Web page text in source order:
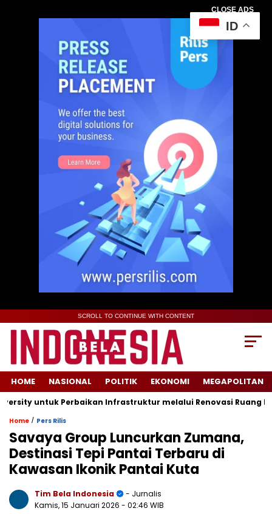
CLOSE ADS
SCROLL TO CONTINUE WITH CONTENT
HOME NASIONAL POLITIK EKONOMI MEGAPOLITAN
untuk Perbaikan Infrastruktur melalui Renovasi Ruang Publik
Home / Pers Rilis
Savaya Group Luncurkan Zumana,
Destinasi Tepi Pantai Terbaru di
Kawasan Ikonik Pantai Kuta
Tim Bela Indonesia
- Jurnalis
Kamis, 15 Januari 2026 - 02:46 WIB
ID